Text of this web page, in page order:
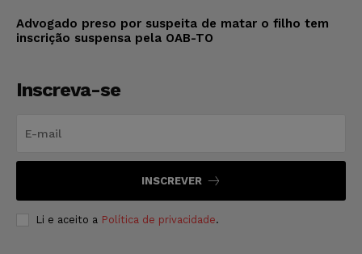
Advogado preso por suspeita de matar o filho tem
inscrição suspensa pela OAB-TO
Inscreva-se
INSCREVER
Li e aceito a Política de privacidade.